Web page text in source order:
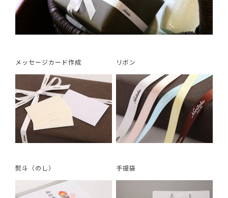
メッセージカード作成 リボン
熨斗（のし） 手提袋